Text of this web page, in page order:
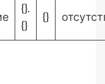
{}.
{}
{}